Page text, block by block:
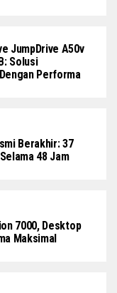
JumpDrive A50v
Solusi
Performa
Berakhir: 37
48 Jam
7000, Desktop
Maksimal